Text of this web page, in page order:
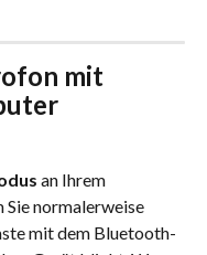
mit
an Ihrem
normalerweise
mit dem Bluetooth-